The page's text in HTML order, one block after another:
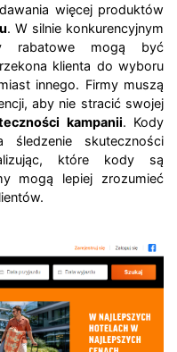
więcej produktów
. W silnie konkurencyjnym
rabatowe mogą być
klienta do wyboru
innego. Firmy muszą
aby nie stracić swojej
kampanii. Kody
skuteczności
które kody są
mogą lepiej zrozumieć